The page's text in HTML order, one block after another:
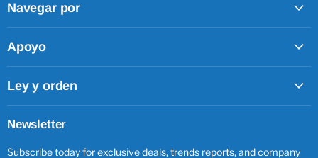
Navegar por
Apoyo
Ley y orden
Newsletter
Subscribe today for exclusive deals, trends reports, and company